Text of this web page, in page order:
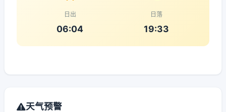
日出
06:04
日落
19:33
天气预警